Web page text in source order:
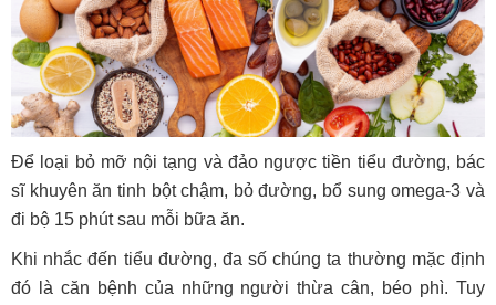
Để loại bỏ mỡ nội tạng và đảo ngược tiền tiểu đường, bác
sĩ khuyên ăn tinh bột chậm, bỏ đường, bổ sung omega-3 và
đi bộ 15 phút sau mỗi bữa ăn.
Khi nhắc đến tiểu đường, đa số chúng ta thường mặc định
đó là căn bệnh của những người thừa cân, béo phì. Tuy